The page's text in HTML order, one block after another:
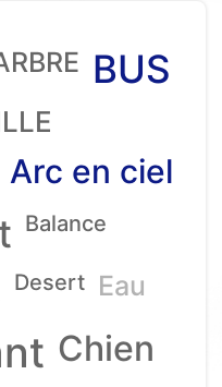
BUS
Arc en ciel
Balance
Desert Eau
Chien